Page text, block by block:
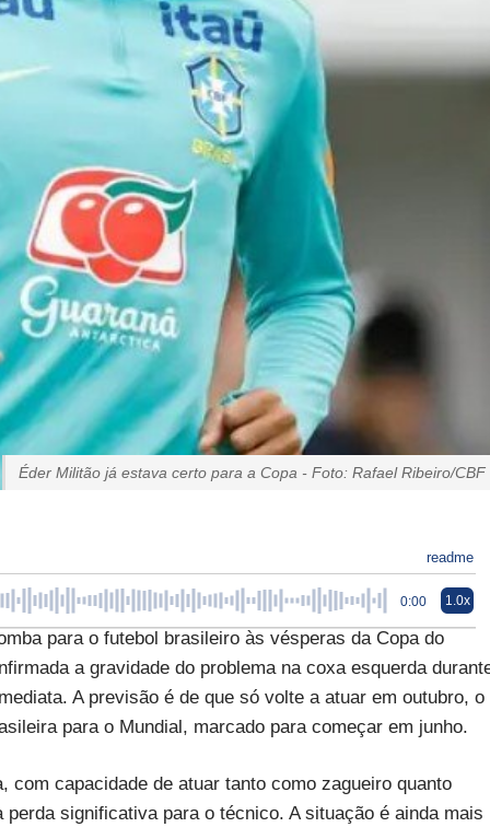
Éder Militão já estava certo para a Copa - Foto: Rafael Ribeiro/CBF
readme
0:00 1.0x
para o futebol brasileiro às vésperas da Copa do
a gravidade do problema na coxa esquerda
A previsão é de que só volte a atuar em outubro, o
para o Mundial, marcado para começar em junho.
capacidade de atuar tanto como zagueiro quanto
significativa para o técnico. A situação é ainda mais